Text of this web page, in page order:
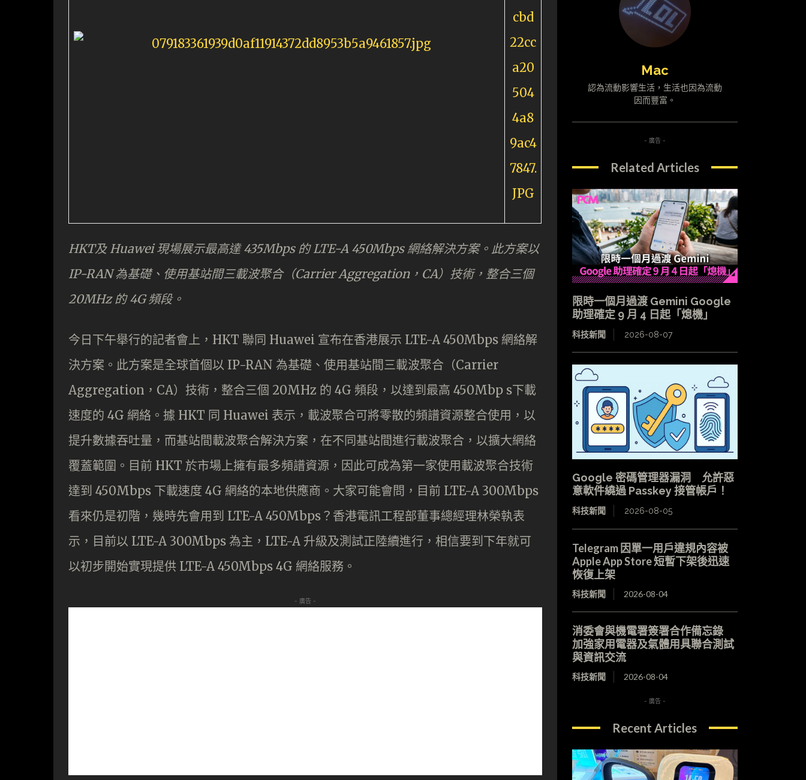
HKT及 Huawei 現場展示最高達 435Mbps 的 LTE-A 450Mbps 網絡解決方案。此方案以
IP-RAN 為基礎、使用基站間三載波聚合（Carrier Aggregation，CA）技術，整合三個
20MHz 的 4G 頻段。
今日下午舉行的記者會上，HKT 聯同 Huawei 宣布在香港展示 LTE-A 450Mbps 網絡解
決方案。此方案是全球首個以 IP-RAN 為基礎、使用基站間三載波聚合（Carrier
Aggregation，CA）技術，整合三個 20MHz 的 4G 頻段，以達到最高 450Mbp s下載
速度的 4G 網絡。據 HKT 同 Huawei 表示，載波聚合可將零散的頻譜資源整合使用，以
提升數據吞吐量，而基站間載波聚合解決方案，在不同基站間進行載波聚合，以擴大網絡
覆蓋範圍。目前 HKT 於市場上擁有最多頻譜資源，因此可成為第一家使用載波聚合技術
達到 450Mbps 下載速度 4G 網絡的本地供應商。大家可能會問，目前 LTE-A 300Mbps
看來仍是初階，幾時先會用到 LTE-A 450Mbps？香港電訊工程部董事總經理林榮執表
示，目前以 LTE-A 300Mbps 為主，LTE-A 升級及測試正陸續進行，相信要到下年就可
以初步開始實現提供 LTE-A 450Mbps 4G 網絡服務。
- 廣告 -
Mac
認為流動影響生活，生活也因為流動
因而豐富。
- 廣告 -
Related Articles
限時一個月過渡 Gemini Google
助理確定 9 月 4 日起「熄機」
科技新聞 2026-08-07
Google 密碼管理器漏洞 允許惡
意軟件繞過 Passkey 接管帳戶！
科技新聞 2026-08-05
Telegram 因單一用戶違規內容被
Apple App Store 短暫下架後迅速
恢復上架
科技新聞 2026-08-04
消委會與機電署簽署合作備忘錄
加強家用電器及氣體用具聯合測試
與資訊交流
科技新聞 2026-08-04
- 廣告 -
Recent Articles